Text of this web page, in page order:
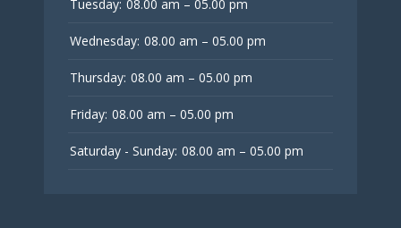
Tuesday: 08.00 am – 05.00 pm
Wednesday: 08.00 am – 05.00 pm
Thursday: 08.00 am – 05.00 pm
Friday: 08.00 am – 05.00 pm
Saturday - Sunday: 08.00 am – 05.00 pm